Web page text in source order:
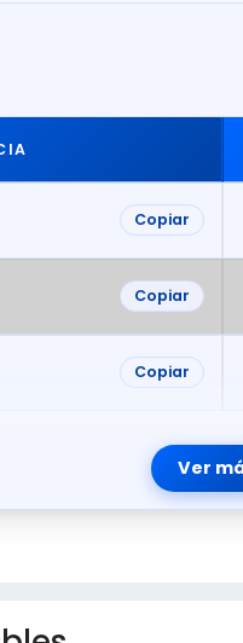
Copiar
Copiar
Copiar
Ver